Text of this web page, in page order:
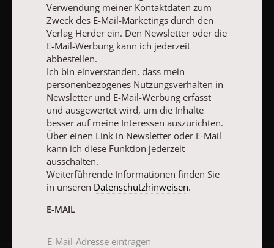
abbestellen.
Ich bin einverstanden, dass mein personenbezogenes
Nutzungsverhalten in Newsletter und E-Mail-Werbung erfasst
und ausgewertet wird, um die Inhalte besser auf meine
Interessen auszurichten. Über einen Link in Newsletter oder E-
Mail kann ich diese Funktion jederzeit ausschalten.
Weiterführende Informationen finden Sie in unseren
Datenschutzhinweisen.
JETZT ANMELDEN
Verwendung meiner Kontaktdaten zum
Zweck des E-Mail-Marketings durch den
Verlag Herder ein. Den Newsletter oder die
E-Mail-Werbung kann ich jederzeit
abbestellen.
Ich bin einverstanden, dass mein
personenbezogenes Nutzungsverhalten in
Newsletter und E-Mail-Werbung erfasst
und ausgewertet wird, um die Inhalte
besser auf meine Interessen auszurichten.
Über einen Link in Newsletter oder E-Mail
kann ich diese Funktion jederzeit
ausschalten.
Weiterführende Informationen finden Sie
in unseren Datenschutzhinweisen.
E-MAIL